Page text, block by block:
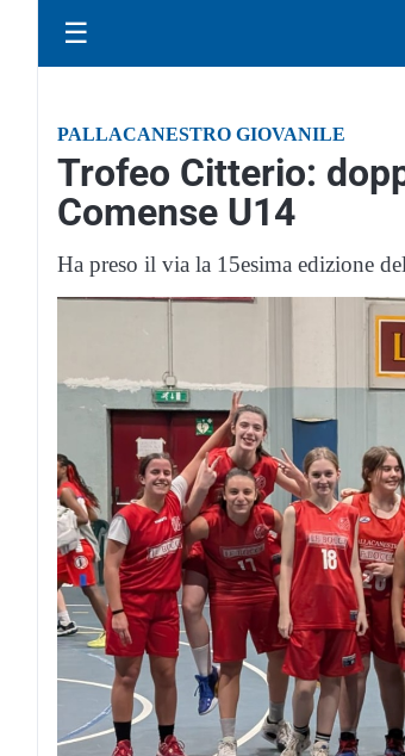
☰
PALLACANESTRO GIOVANILE
Trofeo Citterio:
Comense U14
Ha preso il via la 15esima edizione